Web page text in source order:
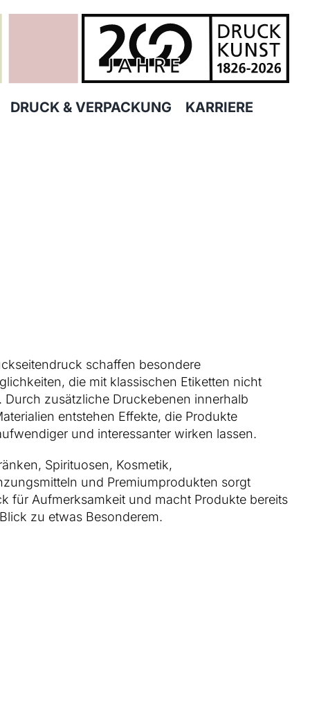
DRUCK & VERPACKUNG KARRIERE
schaffen besondere
die mit klassischen Etiketten nicht
Durch zusätzliche Druckebenen innerhalb
entstehen Effekte, die Produkte
und interessanter wirken lassen.
Spirituosen, Kosmetik,
und Premiumprodukten sorgt
für Aufmerksamkeit und macht Produkte bereits
zu etwas Besonderem.